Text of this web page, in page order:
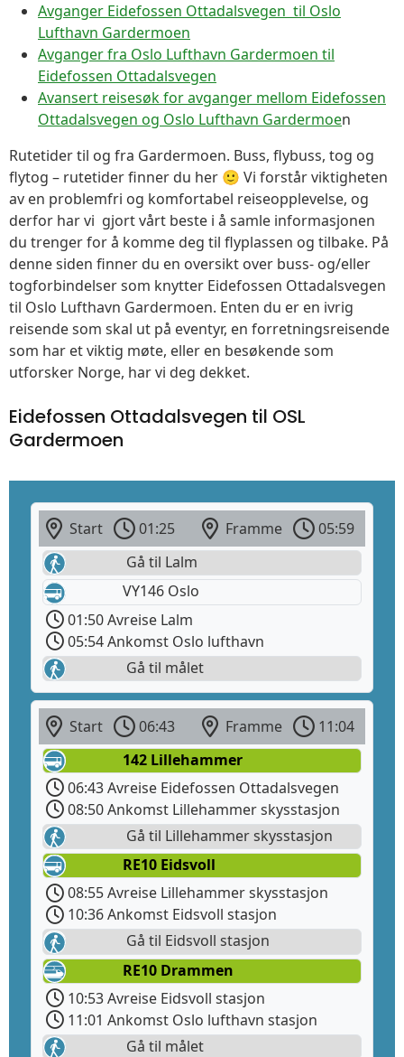
Avganger Eidefossen Ottadalsvegen til Oslo
Lufthavn Gardermoen
Avganger fra Oslo Lufthavn Gardermoen til
Eidefossen Ottadalsvegen
Avansert reisesøk for avganger mellom Eidefossen
Ottadalsvegen og Oslo Lufthavn Gardermoen
Rutetider til og fra Gardermoen. Buss, flybuss, tog og
flytog – rutetider finner du her 🙂 Vi forstår viktigheten
av en problemfri og komfortabel reiseopplevelse, og
derfor har vi gjort vårt beste i å samle informasjonen
du trenger for å komme deg til flyplassen og tilbake. På
denne siden finner du en oversikt over buss- og/eller
togforbindelser som knytter Eidefossen Ottadalsvegen
til Oslo Lufthavn Gardermoen. Enten du er en ivrig
reisende som skal ut på eventyr, en forretningsreisende
som har et viktig møte, eller en besøkende som
utforsker Norge, har vi deg dekket.
Eidefossen Ottadalsvegen til OSL
Gardermoen
Start 01:25 Framme
05:59
Gå til Lalm
VY146 Oslo
01:50 Avreise Lalm
05:54 Ankomst Oslo lufthavn
Gå til målet
Start 06:43 Framme
11:04
142 Lillehammer
06:43 Avreise Eidefossen Ottadalsvegen
08:50 Ankomst Lillehammer skysstasjon
Gå til Lillehammer skysstasjon
RE10 Eidsvoll
08:55 Avreise Lillehammer skysstasjon
10:36 Ankomst Eidsvoll stasjon
Gå til Eidsvoll stasjon
RE10 Drammen
10:53 Avreise Eidsvoll stasjon
11:01 Ankomst Oslo lufthavn stasjon
Gå til målet